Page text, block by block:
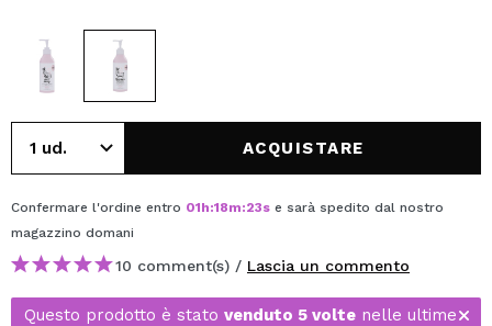
ACQUISTARE
Confermare l'ordine entro 01h:18m:23s e sarà spedito dal nostro
magazzino domani
10 comment(s) / Lascia un commento
Questo prodotto è stato venduto 5 volte nelle ultime